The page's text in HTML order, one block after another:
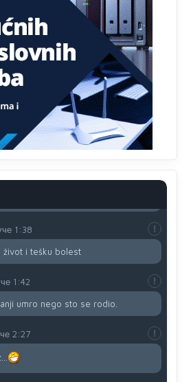
gaji tri stvari dobrotu,pamet i
12:39
Kosovo kao nezavisnu državu jer
pravi smetnju a recimo Srbija je
proizvodu iz Srbije stoji -
12:45
Kosova kojoj želimo svako
opreme
1:38
život i tešku bolest
1:42
umro nego sto se rodio.
2:27